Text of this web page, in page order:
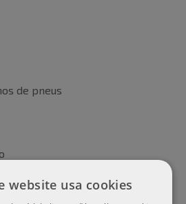
de pneus
as estações
website usa cookies